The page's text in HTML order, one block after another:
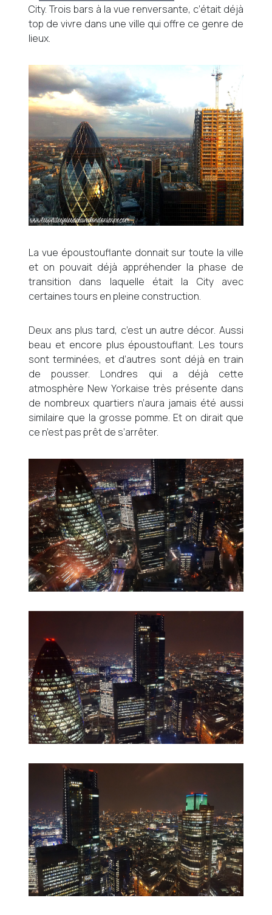
City. Trois bars à la vue renversante, c’était déjà
top de vivre dans une ville qui offre ce genre de
lieux.
La vue époustouflante donnait sur toute la ville
et on pouvait déjà appréhender la phase de
transition dans laquelle était la City avec
certaines tours en pleine construction.
Deux ans plus tard, c’est un autre décor. Aussi
beau et encore plus époustouflant. Les tours
sont terminées, et d’autres sont déjà en train
de pousser. Londres qui a déjà cette
atmosphère New Yorkaise très présente dans
de nombreux quartiers n’aura jamais été aussi
similaire que la grosse pomme. Et on dirait que
ce n’est pas prêt de s’arrêter.